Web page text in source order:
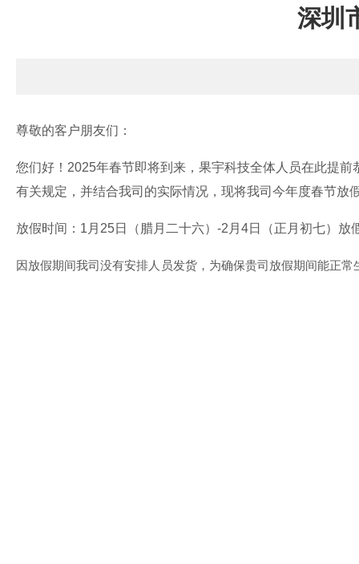
深圳
尊敬的客户朋友们：
您们好！2025年春节即将到来，果宇科技全体人员在此提
有关规定，并结合我司的实际情况，现将我司今年度春节放
放假时间：1月25日（腊月二十六）-2月4日（正月初七）
因放假期间我司没有安排人员发货，为确保贵司放假期间能正